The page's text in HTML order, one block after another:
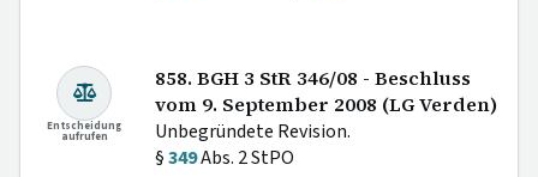
Entscheidung
aufrufen
858. BGH 3 StR 346/08 - Beschluss
vom 9. September 2008 (LG Verden)
Unbegründete Revision.
§349Abs. 2 StPO